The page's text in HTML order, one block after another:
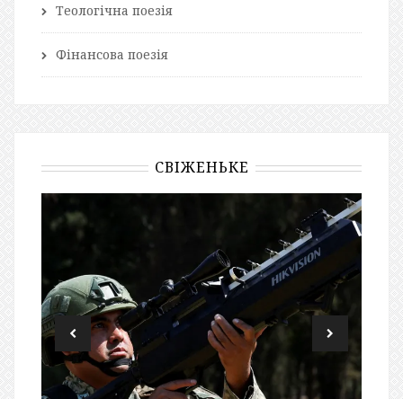
Теологічна поезія
Фінансова поезія
СВІЖЕНЬКЕ